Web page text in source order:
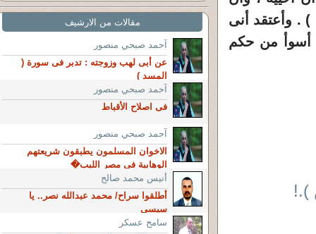
. وأعتقد أنى
أسوأ من حكم
).!
مقالات من الارشيف
آحمد صبحي منصور
عن أبى لهب وزوجته : تدبر فى سورة (
المسد )
آحمد صبحي منصور
فى اصلاح الأقباط
آحمد صبحي منصور
الاخوان المسلمون يطبقون شريعتهم
الوهابية فى مصر الليب�
أنيس محمد صالح
أطلقوا سراح/ محمد عبدالله نصر.. يا
سيسي
سامح عسكر